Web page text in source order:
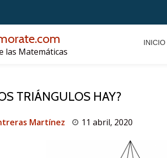
las Matemáticas
INICIO
TRIÁNGULOS HAY?
Martínez 11 abril, 2020